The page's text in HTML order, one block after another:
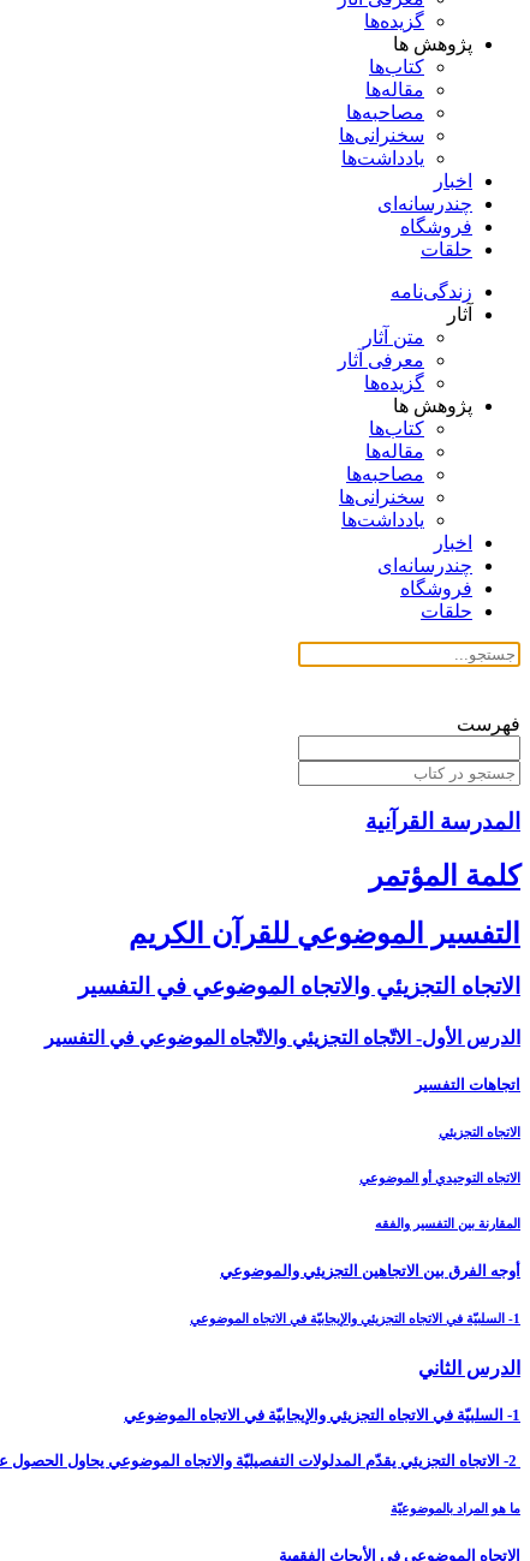
گزیده‌ها
پژوهش ها
کتاب‌ها
مقاله‌ها
مصاحبه‌ها
سخنرانی‌ها
یادداشت‌ها
اخبار
چندرسانه‌ای
فروشگاه
حلقات
زندگی‌نامه
آثار
متن آثار
معرفی آثار
گزیده‌ها
پژوهش ها
کتاب‌ها
مقاله‌ها
مصاحبه‌ها
سخنرانی‌ها
یادداشت‌ها
اخبار
چندرسانه‌ای
فروشگاه
حلقات
فهرست
المدرسة القرآنیة
كلمة المؤتمر
التفسير الموضوعي للقرآن الكريم
الاتجاه التجزيئي والاتجاه الموضوعي في التفسير
الدرس الأول- الاتّجاه التجزيئي والاتّجاه الموضوعي في التفسير
اتجاهات التفسير
الاتجاه التجزيئي
الاتجاه التوحيدي أو الموضوعي
المقارنة بين التفسير والفقه
أوجه الفرق بين الاتجاهين التجزيئي والموضوعي‏
1- السلبيّة في الاتجاه التجزيئي والإيجابيّة في الاتجاه الموضوعي
الدرس الثاني‏
1- السلبيّة في الاتجاه التجزيئي والإيجابيّة في الاتجاه الموضوعي
ما هو المراد بالموضوعيّة
الاتجاه الموضوعي في الأبحاث الفقهية